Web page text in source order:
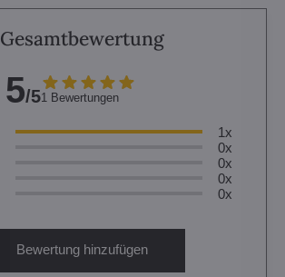
Gesamtbewertung
5/51 Bewertungen
1x
0x
0x
0x
0x
Bewertung hinzufügen